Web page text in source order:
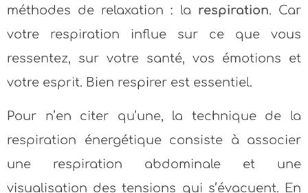
méthodes de relaxation : la respiration. Car
votre respiration influe sur ce que vous
ressentez, sur votre santé, vos émotions et
votre esprit. Bien respirer est essentiel.
Pour n’en citer qu’une, la technique de la
respiration énergétique consiste à associer
une respiration abdominale et une
visualisation des tensions qui s’évacuent. En